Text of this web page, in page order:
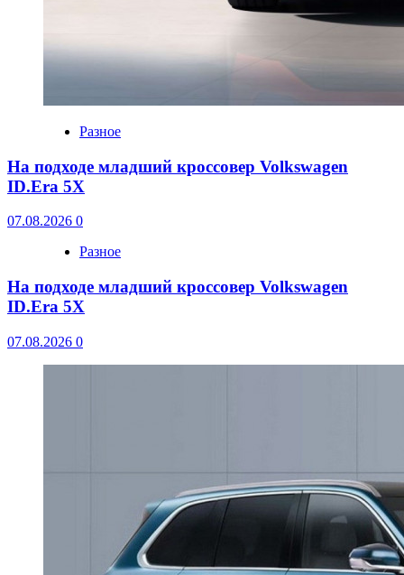
Разное
На подходе младший кроссовер Volkswagen
ID.Era 5X
07.08.2026 0
Разное
На подходе младший кроссовер Volkswagen
ID.Era 5X
07.08.2026 0